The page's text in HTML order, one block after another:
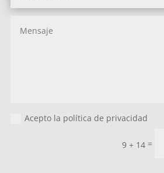
Acepto la política de privacidad
9 + 14 =